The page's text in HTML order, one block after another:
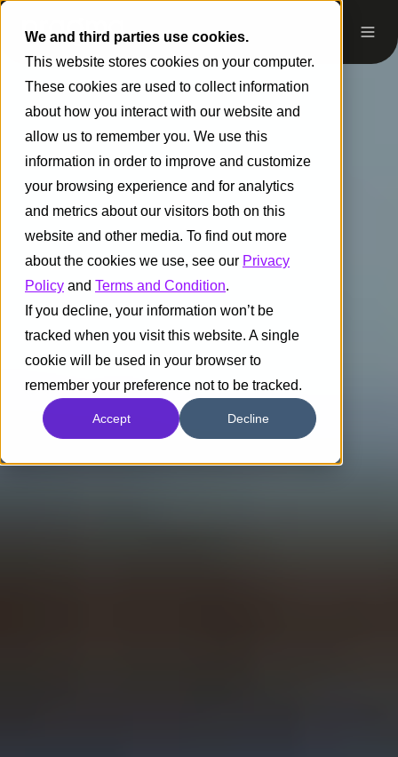
We and third parties use cookies.
This website stores cookies on your computer.
These cookies are used to collect information
about how you interact with our website and
allow us to remember you. We use this
information in order to improve and customize
your browsing experience and for analytics
and metrics about our visitors both on this
website and other media. To find out more
about the cookies we use, see our Privacy
Policy and Terms and Condition.
If you decline, your information won’t be
tracked when you visit this website. A single
cookie will be used in your browser to
remember your preference not to be tracked.
Accept Decline